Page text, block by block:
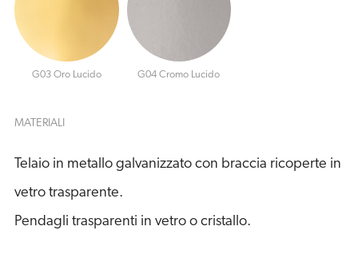
G03 Oro Lucido G04 Cromo Lucido
MATERIALI
Telaio in metallo galvanizzato con braccia ricoperte in
vetro trasparente.
Pendagli trasparenti in vetro o cristallo.